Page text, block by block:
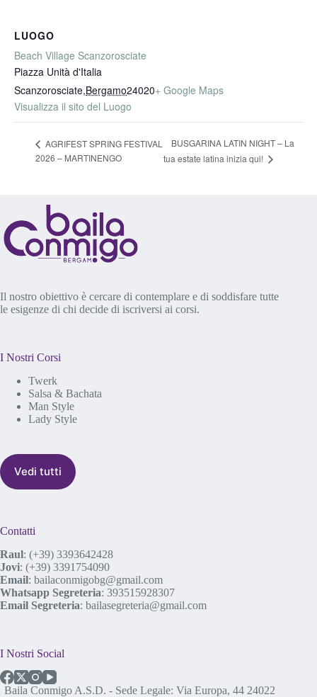
LUOGO
Beach Village Scanzorosciate
Piazza Unità d'Italia
Scanzorosciate,Bergamo24020+ Google Maps
Visualizza il sito del Luogo
AGRIFEST SPRING FESTIVAL
2026 – MARTINENGO
BUSGARINA LATIN NIGHT – La
tua estate latina inizia qui!
Il nostro obiettivo è cercare di contemplare e di soddisfare tutte
le esigenze di chi decide di iscriversi ai corsi.
I Nostri Corsi
Twerk
Salsa & Bachata
Man Style
Lady Style
Vedi tutti
Contatti
Raul: (+39) 3393642428
Jovi: (+39) 3391754090
Email: bailaconmigobg@gmail.com
Whatsapp Segreteria: 393515928307
Email Segreteria: bailasegreteria@gmail.com
I Nostri Social
Baila Conmigo A.S.D. - Sede Legale: Via Europa, 44 24022